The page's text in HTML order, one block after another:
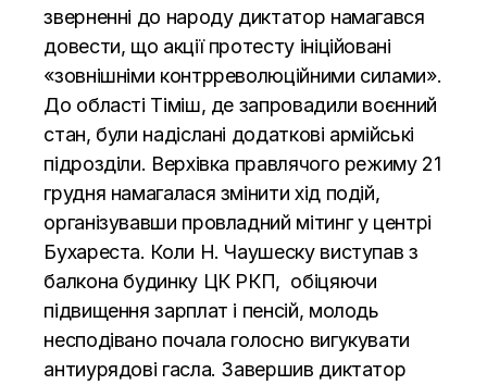
зверненні до народу диктатор намагався
довести, що акції протесту ініційовані
«зовнішніми контрреволюційними силами».
До області Тіміш, де запровадили воєнний
стан, були надіслані додаткові армійські
підрозділи. Верхівка правлячого режиму 21
грудня намагалася змінити хід подій,
організувавши провладний мітинг у центрі
Бухареста. Коли Н. Чаушеску виступав з
балкона будинку ЦК РКП, обіцяючи
підвищення зарплат і пенсій, молодь
несподівано почала голосно вигукувати
антиурядові гасла. Завершив диктатор